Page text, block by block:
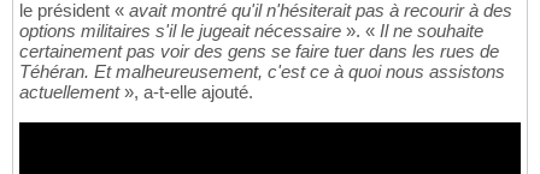
le président « avait montré qu'il n'hésiterait pas à recourir à des
options militaires s'il le jugeait nécessaire ». « Il ne souhaite
certainement pas voir des gens se faire tuer dans les rues de
Téhéran. Et malheureusement, c'est ce à quoi nous assistons
actuellement», a-t-elle ajouté.